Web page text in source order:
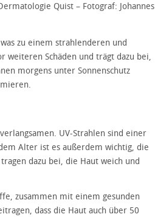
Quist – Fotograf: Johannes
zu einem strahlenderen und
weiteren Schäden und trägt dazu bei,
morgens unter Sonnenschutz
UV-Strahlen sind einer
Alter ist es außerdem wichtig, die
dazu bei, die Haut weich und
zusammen mit einem gesunden
dass die Haut auch über 50